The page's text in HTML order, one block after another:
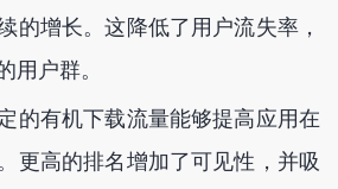
的增长。这降低了用户流失率，
用户群。
的有机下载流量能够提高应用在
更高的排名增加了可见性，并吸